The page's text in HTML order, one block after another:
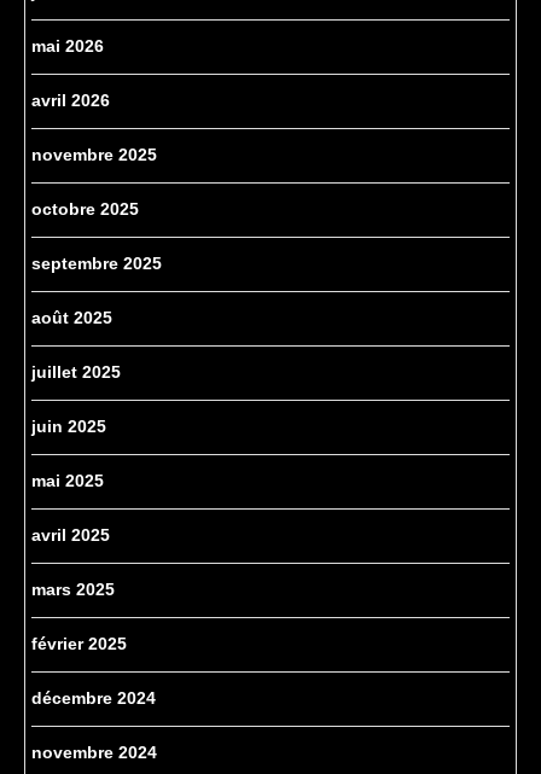
mai 2026
avril 2026
novembre 2025
octobre 2025
septembre 2025
août 2025
juillet 2025
juin 2025
mai 2025
avril 2025
mars 2025
février 2025
décembre 2024
novembre 2024